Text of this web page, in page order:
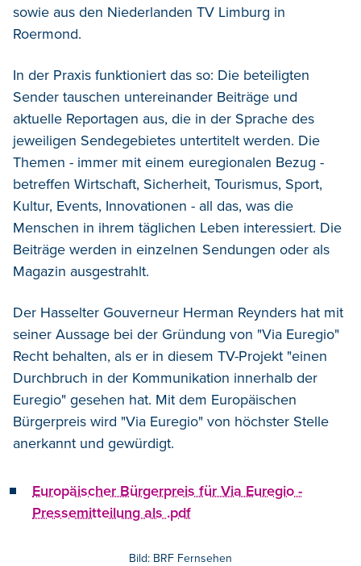
sowie aus den Niederlanden TV Limburg in
Roermond.
In der Praxis funktioniert das so: Die beteiligten
Sender tauschen untereinander Beiträge und
aktuelle Reportagen aus, die in der Sprache des
jeweiligen Sendegebietes untertitelt werden. Die
Themen - immer mit einem euregionalen Bezug -
betreffen Wirtschaft, Sicherheit, Tourismus, Sport,
Kultur, Events, Innovationen - all das, was die
Menschen in ihrem täglichen Leben interessiert. Die
Beiträge werden in einzelnen Sendungen oder als
Magazin ausgestrahlt.
Der Hasselter Gouverneur Herman Reynders hat mit
seiner Aussage bei der Gründung von "Via Euregio"
Recht behalten, als er in diesem TV-Projekt "einen
Durchbruch in der Kommunikation innerhalb der
Euregio" gesehen hat. Mit dem Europäischen
Bürgerpreis wird "Via Euregio" von höchster Stelle
anerkannt und gewürdigt.
Europäischer Bürgerpreis für Via Euregio -
Pressemitteilung als .pdf
Bild: BRF Fernsehen